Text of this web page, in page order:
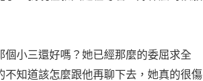
小三還好嗎？她已經那麼的委屈求全
知道該怎麼跟他再聊下去，她真的很傷